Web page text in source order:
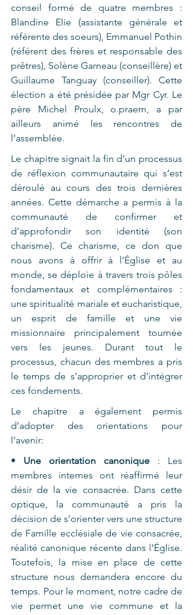
conseil formé de quatre membres :
Blandine Elie (assistante générale et
référente des soeurs), Emmanuel Pothin
(référent des frères et responsable des
prêtres), Solène Garneau (conseillère) et
Guillaume Tanguay (conseiller). Cette
élection a été présidée par Mgr Cyr. Le
père Michel Proulx, o.praem, a par
ailleurs animé les rencontres de
l’assemblée.
Le chapitre signait la fin d’un processus
de réflexion communautaire qui s’est
déroulé au cours des trois dernières
années. Cette démarche a permis à la
communauté de confirmer et
d’approfondir son identité (son
charisme). Ce charisme, ce don que
nous avons à offrir à l’Église et au
monde, se déploie à travers trois pôles
fondamentaux et complémentaires :
une spiritualité mariale et eucharistique,
un esprit de famille et une vie
missionnaire principalement tournée
vers les jeunes. Durant tout le
processus, chacun des membres a pris
le temps de s’approprier et d’intégrer
ces fondements.
Le chapitre a également permis
d’adopter des orientations pour
l’avenir:
• Une orientation canonique : Les
membres internes ont réaffirmé leur
désir de la vie consacrée. Dans cette
optique, la communauté a pris la
décision de s’orienter vers une structure
de Famille ecclésiale de vie consacrée,
réalité canonique récente dans l’Église.
Toutefois, la mise en place de cette
structure nous demandera encore du
temps. Pour le moment, notre cadre de
vie permet une vie commune et la